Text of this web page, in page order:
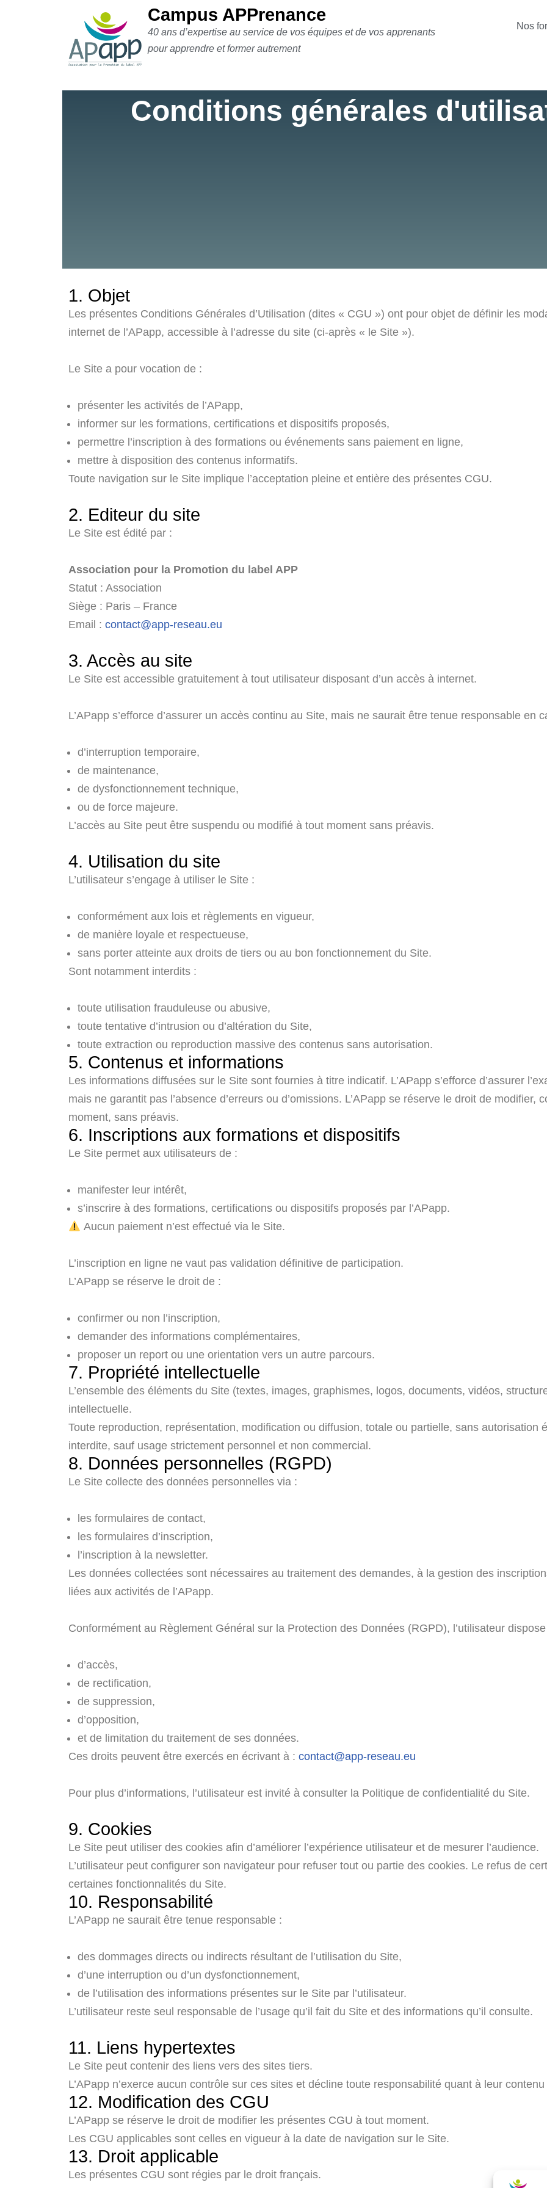
Campus APPrenance
40 ans d’expertise au service de vos équipes et de vos apprenants
pour apprendre et former autrement
Nos
Conditions générales
1. Objet
Les présentes Conditions Générales d’Utilisation (dites « CGU ») ont pour objet de définir les
internet de l’APapp, accessible à l’adresse du site (ci-après « le Site »).
Le Site a pour vocation de :
présenter les activités de l’APapp,
informer sur les formations, certifications et dispositifs proposés,
permettre l’inscription à des formations ou événements sans paiement en ligne,
mettre à disposition des contenus informatifs.
Toute navigation sur le Site implique l’acceptation pleine et entière des présentes CGU.
2. Editeur du site
Le Site est édité par :
Association pour la Promotion du label APP
Statut : Association
Siège : Paris – France
Email : contact@app-reseau.eu
3. Accès au site
Le Site est accessible gratuitement à tout utilisateur disposant d’un accès à internet.
L’APapp s’efforce d’assurer un accès continu au Site, mais ne saurait être tenue responsable en
d’interruption temporaire,
de maintenance,
de dysfonctionnement technique,
ou de force majeure.
L’accès au Site peut être suspendu ou modifié à tout moment sans préavis.
4. Utilisation du site
L’utilisateur s’engage à utiliser le Site :
conformément aux lois et règlements en vigueur,
de manière loyale et respectueuse,
sans porter atteinte aux droits de tiers ou au bon fonctionnement du Site.
Sont notamment interdits :
toute utilisation frauduleuse ou abusive,
toute tentative d’intrusion ou d’altération du Site,
toute extraction ou reproduction massive des contenus sans autorisation.
5. Contenus et informations
Les informations diffusées sur le Site sont fournies à titre indicatif. L’APapp s’efforce d’assurer
mais ne garantit pas l’absence d’erreurs ou d’omissions. L’APapp se réserve le droit de
moment, sans préavis.
6. Inscriptions aux formations et dispositifs
Le Site permet aux utilisateurs de :
manifester leur intérêt,
s’inscrire à des formations, certifications ou dispositifs proposés par l’APapp.
Aucun paiement n’est effectué via le Site.
L’inscription en ligne ne vaut pas validation définitive de participation.
L’APapp se réserve le droit de :
confirmer ou non l’inscription,
demander des informations complémentaires,
proposer un report ou une orientation vers un autre parcours.
7. Propriété intellectuelle
L’ensemble des éléments du Site (textes, images, graphismes, logos, documents, vidéos,
intellectuelle.
Toute reproduction, représentation, modification ou diffusion, totale ou partielle, sans autorisation
interdite, sauf usage strictement personnel et non commercial.
8. Données personnelles (RGPD)
Le Site collecte des données personnelles via :
les formulaires de contact,
les formulaires d’inscription,
l’inscription à la newsletter.
Les données collectées sont nécessaires au traitement des demandes, à la gestion des
liées aux activités de l’APapp.
Conformément au Règlement Général sur la Protection des Données (RGPD), l’utilisateur dispose
d’accès,
de rectification,
de suppression,
d’opposition,
et de limitation du traitement de ses données.
Ces droits peuvent être exercés en écrivant à : contact@app-reseau.eu
Pour plus d’informations, l’utilisateur est invité à consulter la Politique de confidentialité du Site.
9. Cookies
Le Site peut utiliser des cookies afin d’améliorer l’expérience utilisateur et de mesurer l’audience.
L’utilisateur peut configurer son navigateur pour refuser tout ou partie des cookies. Le refus de
certaines fonctionnalités du Site.
10. Responsabilité
L’APapp ne saurait être tenue responsable :
des dommages directs ou indirects résultant de l’utilisation du Site,
d’une interruption ou d’un dysfonctionnement,
de l’utilisation des informations présentes sur le Site par l’utilisateur.
L’utilisateur reste seul responsable de l’usage qu’il fait du Site et des informations qu’il consulte.
11. Liens hypertextes
Le Site peut contenir des liens vers des sites tiers.
L’APapp n’exerce aucun contrôle sur ces sites et décline toute responsabilité quant à leur
12. Modification des CGU
L’APapp se réserve le droit de modifier les présentes CGU à tout moment.
Les CGU applicables sont celles en vigueur à la date de navigation sur le Site.
13. Droit applicable
Les présentes CGU sont régies par le droit français.